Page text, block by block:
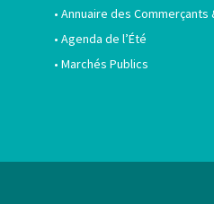
• Annuaire des Commerçants
• Agenda de l’Été
• Marchés Publics